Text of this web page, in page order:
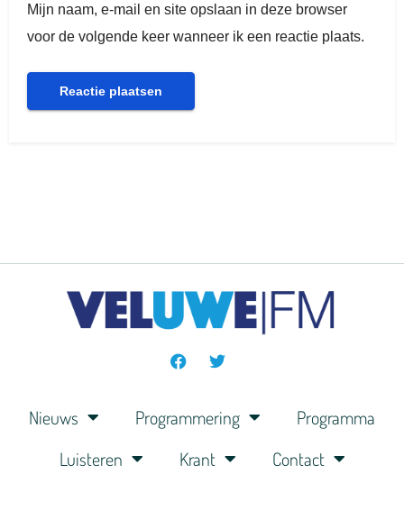
Mijn naam, e-mail en site opslaan in deze browser
voor de volgende keer wanneer ik een reactie plaats.
Nieuws Programmering
Programma
Luisteren
Krant Contact